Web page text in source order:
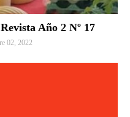
Año 2 Nº 17
02, 2022